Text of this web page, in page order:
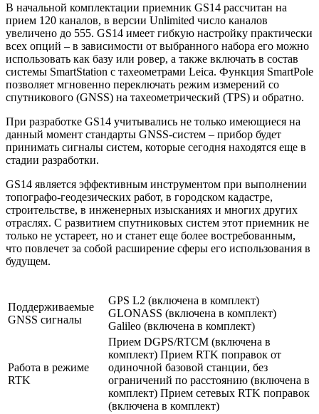
В начальной комплектации приемник GS14 рассчитан на
прием 120 каналов, в версии Unlimited число каналов
увеличено до 555. GS14 имеет гибкую настройку практически
всех опций – в зависимости от выбранного набора его можно
использовать как базу или ровер, а также включать в состав
системы SmartStation с тахеометрами Leica. Функция SmartPole
позволяет мгновенно переключать режим измерений со
спутникового (GNSS) на тахеометрический (TPS) и обратно.
При разработке GS14 учитывались не только имеющиеся на
данный момент стандарты GNSS-систем – прибор будет
принимать сигналы систем, которые сегодня находятся еще в
стадии разработки.
GS14 является эффективным инструментом при выполнении
топографо-геодезических работ, в городском кадастре,
строительстве, в инженерных изысканиях и многих других
отраслях. С развитием спутниковых систем этот приемник не
только не устареет, но и станет еще более востребованным,
что повлечет за собой расширение сферы его использования в
будущем.
Поддерживаемые
GNSS сигналы
GPS L2 (включена в комплект)
GLONASS (включена в комплект)
Galileo (включена в комплект)
Работа в режиме
RTK
Прием DGPS/RTCM (включена в
комплект) Прием RTK поправок от
одиночной базовой станции, без
ограничений по расстоянию (включена в
комплект) Прием сетевых RTK поправок
(включена в комплект)